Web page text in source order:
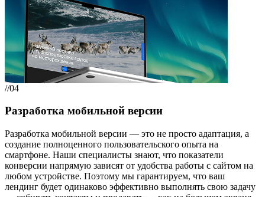
//04
Разработка мобильной версии
Разработка мобильной версии — это не просто адаптация, а
создание полноценного пользовательского опыта на
смартфоне. Наши специалисты знают, что показатели
конверсии напрямую зависят от удобства работы с сайтом на
любом устройстве. Поэтому мы гарантируем, что ваш
лендинг будет одинаково эффективно выполнять свою задачу